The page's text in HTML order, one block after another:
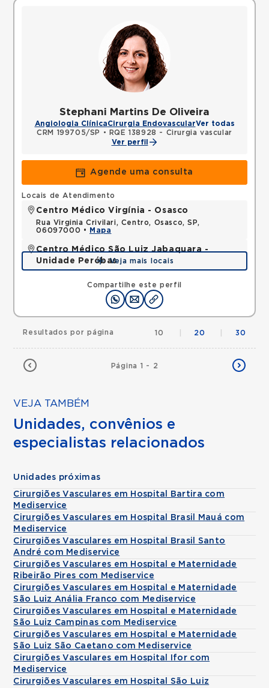
Stephani Martins De Oliveira
Angiologia ClínicaCirurgia EndovascularVer todas
CRM 199705/SP
•
RQE 138928 - Cirurgia vascular
Ver perfil
Agende uma consulta
Compartilhe este perfil
Locais de Atendimento
Centro Médico Virgínia - Osasco
Rua Virginia Crivilari, Centro, Osasco, SP,
06097000 •
Mapa
Centro Médico São Luiz Jabaquara -
Unidade Peróbas
Rua das Perobas, Jardim Oriental Jabaquara, Sao
Paulo, SP, 04321120 •Mapa
Veja mais locais
Página 1 - 2
Resultados por página 10 20 30
VEJA TAMBÉM
Unidades, convênios e
especialistas relacionados
Unidades próximas
Cirurgiões Vasculares em Hospital Bartira com
Mediservice
Cirurgiões Vasculares em Hospital Brasil Mauá com
Mediservice
Cirurgiões Vasculares em Hospital Brasil Santo
André com Mediservice
Cirurgiões Vasculares em Hospital e Maternidade
Ribeirão Pires com Mediservice
Cirurgiões Vasculares em Hospital e Maternidade
São Luiz Anália Franco com Mediservice
Cirurgiões Vasculares em Hospital e Maternidade
São Luiz Campinas com Mediservice
Cirurgiões Vasculares em Hospital e Maternidade
São Luiz São Caetano com Mediservice
Cirurgiões Vasculares em Hospital Ifor com
Mediservice
Cirurgiões Vasculares em Hospital São Luiz